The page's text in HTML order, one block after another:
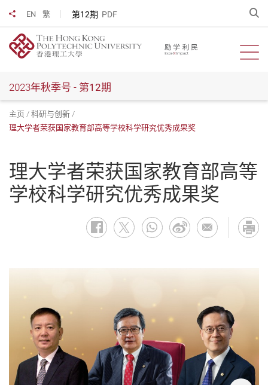
EN 繁 第12期 PDF
分享到
开
2023年秋季号 - 第12期
主页
科研与创新
理大学者荣获国家教育部高等学校科学研究优秀成果奖
理大学者荣获国家教育部高等
学校科学研究优秀成果奖